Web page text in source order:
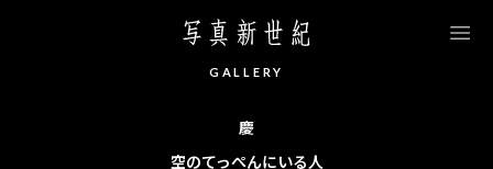
G ALL E RY
慶
空のてっぺんにいる人